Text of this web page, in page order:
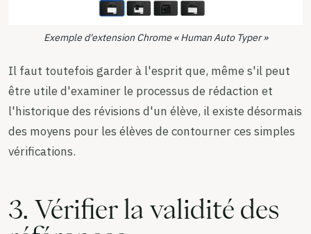
Exemple d'extension Chrome « Human Auto Typer »
Il faut toutefois garder à l'esprit que, même s'il peut
être utile d'examiner le processus de rédaction et
l'historique des révisions d'un élève, il existe désormais
des moyens pour les élèves de contourner ces simples
vérifications.
3. Vérifier la validité des